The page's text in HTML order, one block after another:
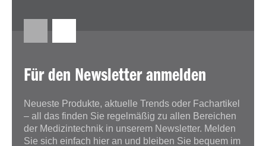
Für den Newsletter anmelden
Neueste Produkte, aktuelle Trends oder Fachartikel
– all das finden Sie regelmäßig zu allen Bereichen
der Medizintechnik in unserem Newsletter. Melden
Sie sich einfach hier an und bleiben Sie bequem im